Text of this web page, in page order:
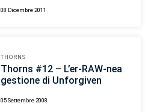
08 Dicembre 2011
THORNS
Thorns #12 – L’er-RAW-nea
gestione di Unforgiven
05 Settembre 2008